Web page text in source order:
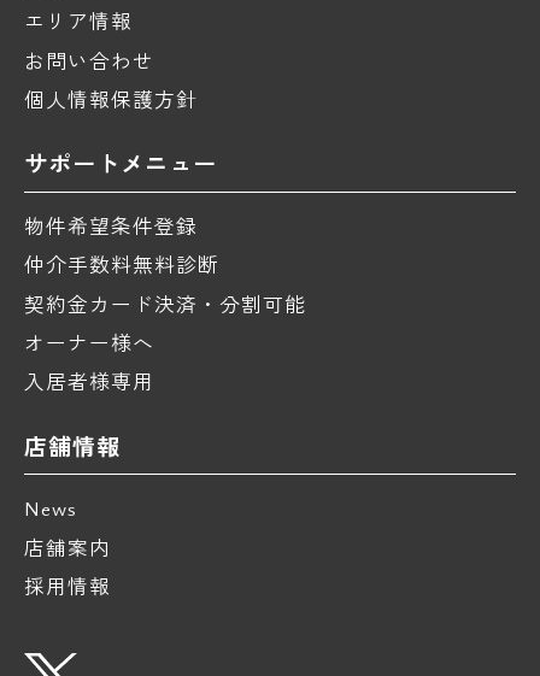
エリア情報
お問い合わせ
個人情報保護方針
サポートメニュー
物件希望条件登録
仲介手数料無料診断
契約金カード決済・分割可能
オーナー様へ
入居者様専用
店舗情報
News
店舗案内
採用情報